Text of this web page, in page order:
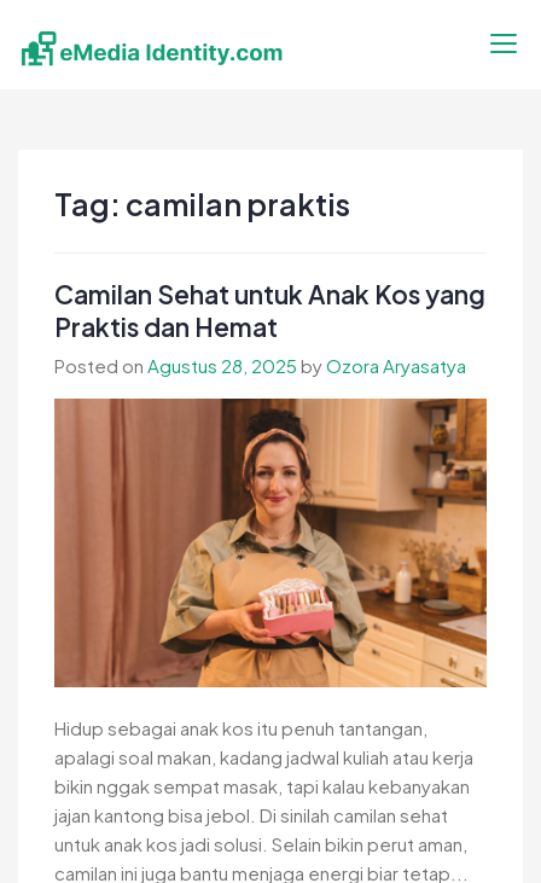
content
Tag: camilan praktis
Camilan Sehat untuk Anak Kos yang
Praktis dan Hemat
Posted on Agustus 28, 2025 byOzora Aryasatya
Hidup sebagai anak kos itu penuh tantangan,
apalagi soal makan, kadang jadwal kuliah atau kerja
bikin nggak sempat masak, tapi kalau kebanyakan
jajan kantong bisa jebol. Di sinilah camilan sehat
untuk anak kos jadi solusi. Selain bikin perut aman,
camilan ini juga bantu menjaga energi biar tetap...